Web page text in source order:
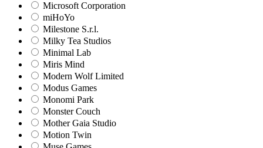
Microsoft Corporation‬
miHoYo
Milestone S.r.l.
Milky Tea Studios
Minimal Lab
Miris Mind
Modern Wolf Limited
Modus Games
Monomi Park
Monster Couch
Mother Gaia Studio
Motion Twin